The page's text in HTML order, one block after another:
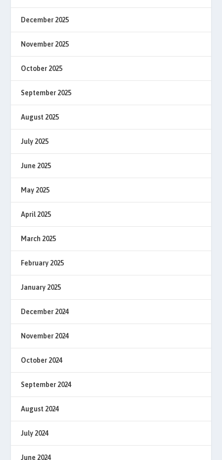
December 2025
November 2025
October 2025
September 2025
August 2025
July 2025
June 2025
May 2025
April 2025
March 2025
February 2025
January 2025
December 2024
November 2024
October 2024
September 2024
August 2024
July 2024
June 2024